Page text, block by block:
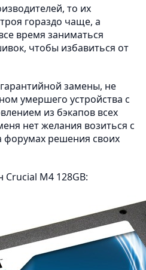
то их
гораздо чаще, а
время заниматься
чтобы избавиться от
замены, не
умершего устройства с
из бэкапов всех
нет желания возиться с
форумах решения своих
Crucial M4 128GB: